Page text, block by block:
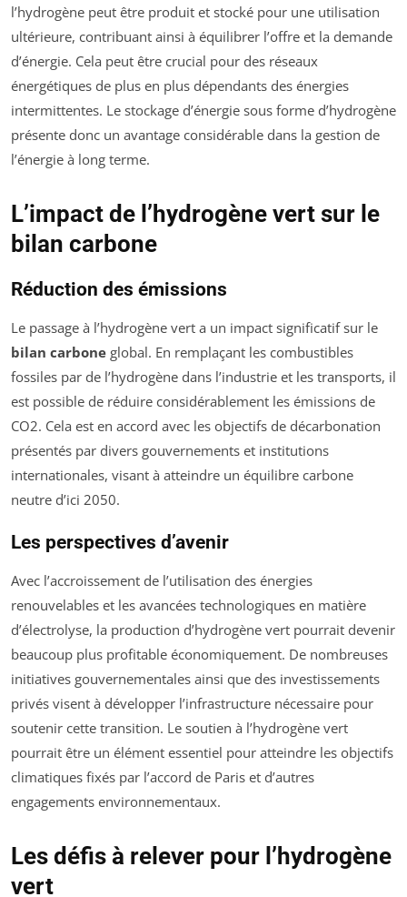
l’hydrogène peut être produit et stocké pour une utilisation
ultérieure, contribuant ainsi à équilibrer l’offre et la demande
d’énergie. Cela peut être crucial pour des réseaux
énergétiques de plus en plus dépendants des énergies
intermittentes. Le stockage d’énergie sous forme d’hydrogène
présente donc un avantage considérable dans la gestion de
l’énergie à long terme.
L’impact de l’hydrogène vert sur le
bilan carbone
Réduction des émissions
Le passage à l’hydrogène vert a un impact significatif sur le
bilan carbone global. En remplaçant les combustibles
fossiles par de l’hydrogène dans l’industrie et les transports, il
est possible de réduire considérablement les émissions de
CO2. Cela est en accord avec les objectifs de décarbonation
présentés par divers gouvernements et institutions
internationales, visant à atteindre un équilibre carbone
neutre d’ici 2050.
Les perspectives d’avenir
Avec l’accroissement de l’utilisation des énergies
renouvelables et les avancées technologiques en matière
d’électrolyse, la production d’hydrogène vert pourrait devenir
beaucoup plus profitable économiquement. De nombreuses
initiatives gouvernementales ainsi que des investissements
privés visent à développer l’infrastructure nécessaire pour
soutenir cette transition. Le soutien à l’hydrogène vert
pourrait être un élément essentiel pour atteindre les objectifs
climatiques fixés par l’accord de Paris et d’autres
engagements environnementaux.
Les défis à relever pour l’hydrogène
vert